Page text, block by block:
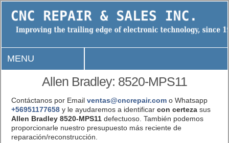
MENU
Allen Bradley: 8520-MPS11
Contáctanos por Email ventas@cncrepair.como Whatsapp
+56951177658y le ayudaremos a identificar con certezasus
Allen Bradley 8520-MPS11defectuoso. También podemos
proporcionarle nuestro presupuesto más reciente de
reparación/reconstrucción.